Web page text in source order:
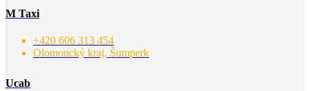
M Taxi
+420 606 313 454
Olomoucký kraj, Šumperk
Ucab